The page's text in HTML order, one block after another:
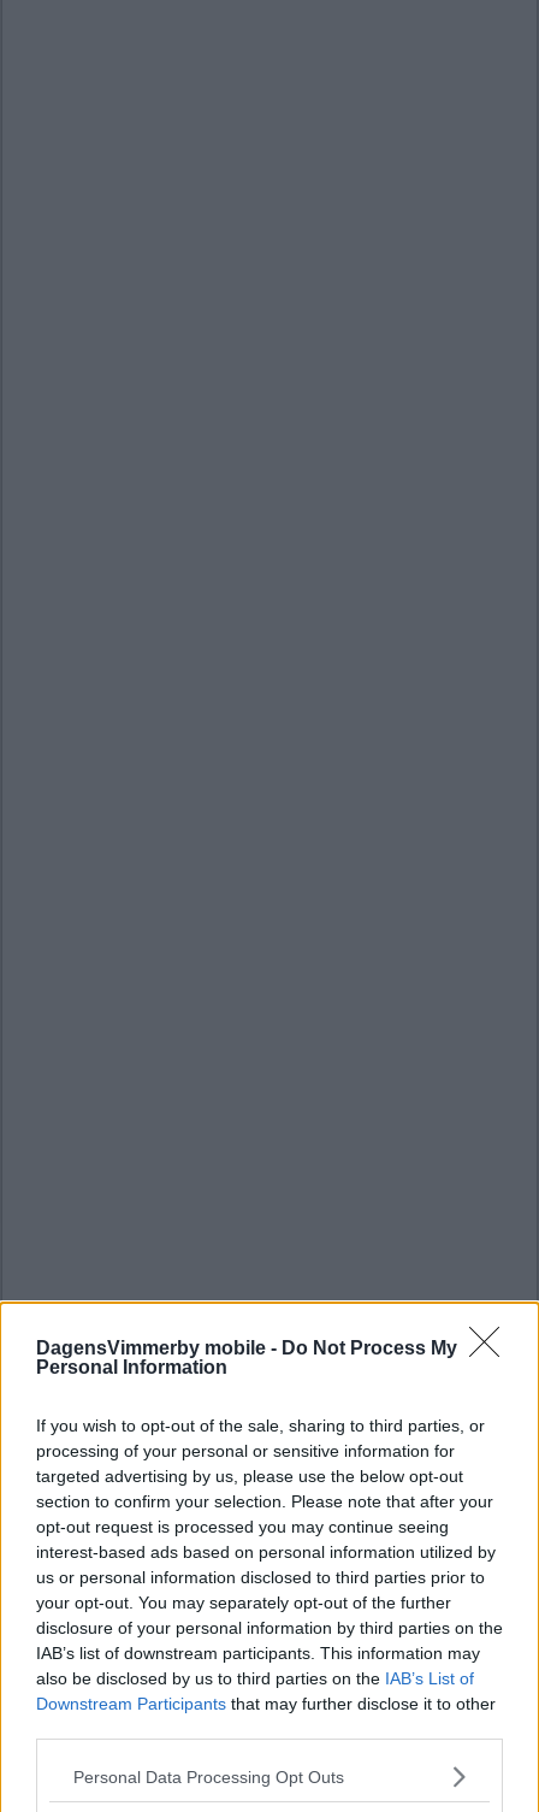
DagensVimmerby mobile - Do Not Process My
Personal Information
If you wish to opt-out of the sale, sharing to third parties, or
processing of your personal or sensitive information for
targeted advertising by us, please use the below opt-out
section to confirm your selection. Please note that after your
opt-out request is processed you may continue seeing
interest-based ads based on personal information utilized by
us or personal information disclosed to third parties prior to
your opt-out. You may separately opt-out of the further
disclosure of your personal information by third parties on the
IAB’s list of downstream participants. This information may
also be disclosed by us to third parties on the IAB’s List of
Downstream Participants that may further disclose it to other
Please note that this website/app uses one or more Google
Personal Data Processing Opt Outs